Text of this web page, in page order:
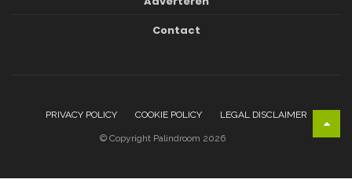
Contact
PRIVACY POLICY COOKIE POLICY LEGAL DISCLAIMER
© Copyright Palindroom 2026